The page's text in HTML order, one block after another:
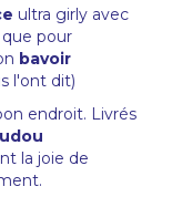
ultra girly avec
que pour
bavoir
l'ont dit)
endroit. Livrés
la joie de